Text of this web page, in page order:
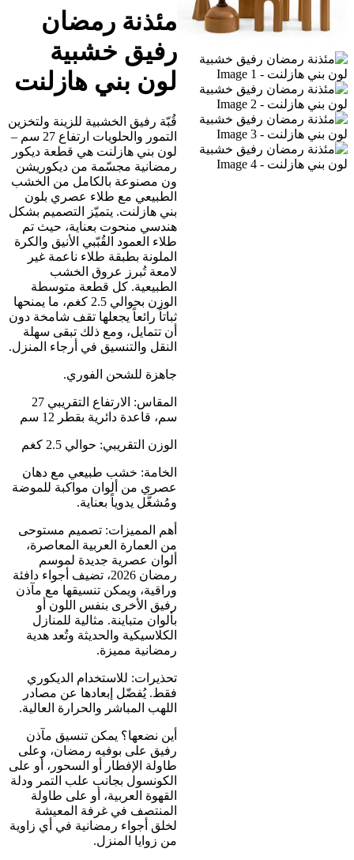
مئذنة رمضان
رفيق خشبية
لون بني هازلنت
قُبّة رفيق الخشبية للزينة ولتخزين
التمور والحلويات ارتفاع 27 سم –
لون بني هازلنت هي قطعة ديكور
رمضانية مجسّمة من ديكوريشن
ون مصنوعة بالكامل من الخشب
الطبيعي مع طلاء عصري بلون
بني هازلنت. يتميّز التصميم بشكل
هندسي منحوت بعناية، حيث تم
طلاء العمود القُبّبي الأنيق والكرة
الملونة بطبقة طلاء ناعمة غير
لامعة تُبرز عروق الخشب
الطبيعية. كل قطعة متوسطة
الوزن بحوالي 2.5 كغم، ما يمنحها
ثباتاً رائعاً يجعلها تقف شامخة دون
أن تتمايل، ومع ذلك تبقى سهلة
النقل والتنسيق في أرجاء المنزل.
جاهزة للشحن الفوري.
المقاس: الارتفاع التقريبي 27
سم، قاعدة دائرية بقطر 12 سم
الوزن التقريبي: حوالي 2.5 كغم
الخامة: خشب طبيعي مع دهان
عصري من ألوان مواكبة للموضة
ومُشغَّل يدوياً بعناية.
أهم المميزات: تصميم مستوحى
من العمارة العربية المعاصرة،
ألوان عصرية جديدة لموسم
رمضان 2026، تضيف أجواء دافئة
وراقية، ويمكن تنسيقها مع مآذن
رفيق الأخرى بنفس اللون أو
بألوان متباينة. مثالية للمنازل
الكلاسيكية والحديثة وتُعد هدية
رمضانية مميزة.
تحذيرات: للاستخدام الديكوري
فقط. يُفضّل إبعادها عن مصادر
اللهب المباشر والحرارة العالية.
أين نضعها؟ يمكن تنسيق مآذن
رفيق على بوفيه رمضان، وعلى
طاولة الإفطار أو السحور، أو على
الكونسول بجانب علب التمر ودلة
القهوة العربية، أو على طاولة
المنتصف في غرفة المعيشة
لخلق أجواء رمضانية في أي زاوية
من زوايا المنزل.